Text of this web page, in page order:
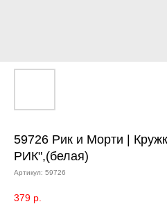
59726 Рик и Морти |
РИК",(белая)
Артикул: 59726
379 р.